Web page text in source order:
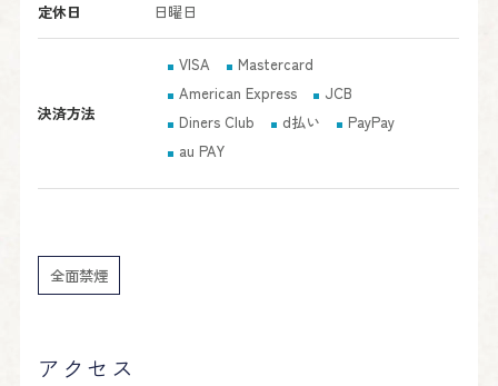
定休日 日曜日
決済方法
VISA
Mastercard
American Express
JCB
Diners Club
d払い
PayPay
au PAY
全面禁煙
アクセス